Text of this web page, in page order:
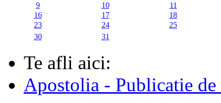
9
10
11
16
17
18
23
24
25
30
31
Te afli aici:
Apostolia - Publicatie